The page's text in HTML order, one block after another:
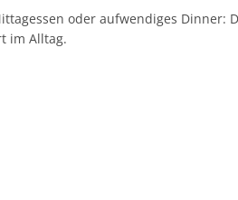
oder aufwendiges Dinner:
im Alltag.